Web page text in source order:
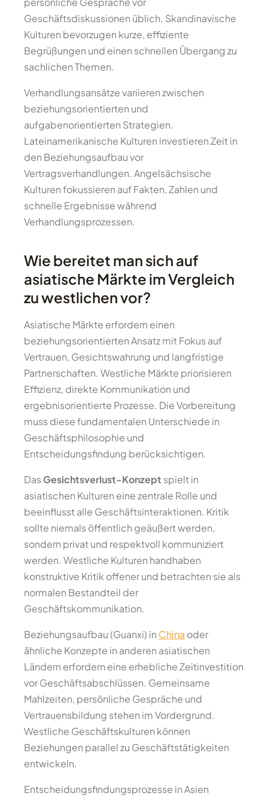
Geschäftsdiskussionen üblich. Skandinavische
Kulturen bevorzugen kurze, effiziente
Begrüßungen und einen schnellen Übergang zu
sachlichen Themen.
Verhandlungsansätze variieren zwischen
beziehungsorientierten und
aufgabenorientierten Strategien.
Lateinamerikanische Kulturen investieren Zeit in
den Beziehungsaufbau vor
Vertragsverhandlungen. Angelsächsische
Kulturen fokussieren auf Fakten, Zahlen und
schnelle Ergebnisse während
Verhandlungsprozessen.
Wie bereitet man sich auf
asiatische Märkte im Vergleich
zu westlichen vor?
Asiatische Märkte erfordern einen
beziehungsorientierten Ansatz mit Fokus auf
Vertrauen, Gesichtswahrung und langfristige
Partnerschaften. Westliche Märkte priorisieren
Effizienz, direkte Kommunikation und
ergebnisorientierte Prozesse. Die Vorbereitung
muss diese fundamentalen Unterschiede in
Geschäftsphilosophie und
Entscheidungsfindung berücksichtigen.
DasGesichtsverlust-Konzept spielt in
asiatischen Kulturen eine zentrale Rolle und
beeinflusst alle Geschäftsinteraktionen. Kritik
sollte niemals öffentlich geäußert werden,
sondern privat und respektvoll kommuniziert
werden. Westliche Kulturen handhaben
konstruktive Kritik offener und betrachten sie als
normalen Bestandteil der
Geschäftskommunikation.
Beziehungsaufbau (Guanxi) in China oder
ähnliche Konzepte in anderen asiatischen
Ländern erfordern eine erhebliche Zeitinvestition
vor Geschäftsabschlüssen. Gemeinsame
Mahlzeiten, persönliche Gespräche und
Vertrauensbildung stehen im Vordergrund.
Westliche Geschäftskulturen können
Beziehungen parallel zu Geschäftstätigkeiten
entwickeln.
Entscheidungsfindungsprozesse in Asien